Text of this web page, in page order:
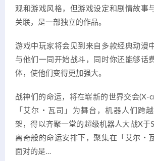
观和游戏风格，但游戏设定和剧情故事
关联，是一部独立的作品。
游戏中玩家将会见到来自多款经典动漫
与他们一同开始战斗，同时你还能够话
体，使他们变得更加强大。
战神们的命运，将在崭新的世界交会(X-
「艾尔・瓦司」为舞台，机器人们跨
架，得以齐聚一堂的超级机器人大战X于
离奇般的命运安排下，聚集在「艾尔・
面对的是…